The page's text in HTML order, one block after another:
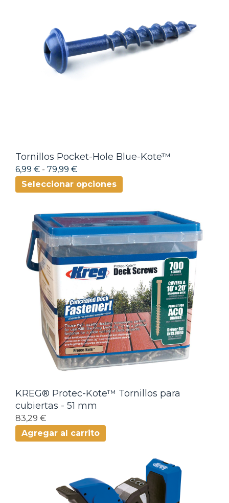
Tornillos Pocket-Hole Blue-Kote™
6,99 € - 79,99 €
Seleccionar opciones
KREG® Protec-Kote™ Tornillos para
cubiertas - 51 mm
83,29 €
Agregar al carrito